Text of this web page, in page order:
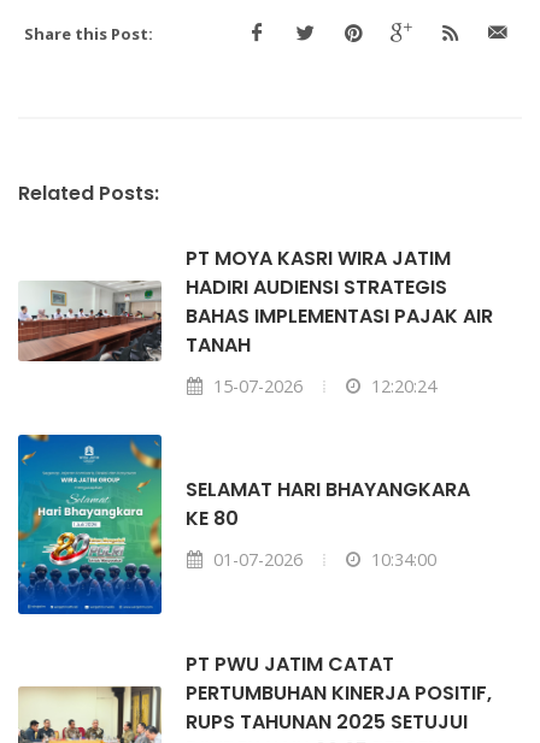
Share this Post:
Related Posts:
PT MOYA KASRI WIRA JATIM
HADIRI AUDIENSI STRATEGIS
BAHAS IMPLEMENTASI PAJAK AIR
TANAH
15-07-2026 12:20:24
SELAMAT HARI BHAYANGKARA
KE 80
01-07-2026 10:34:00
PT PWU JATIM CATAT
PERTUMBUHAN KINERJA POSITIF,
RUPS TAHUNAN 2025 SETUJUI